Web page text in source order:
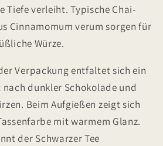
verleiht. Typische Chai-
Cinnamomum verum sorgen für
Würze.
Verpackung entfaltet sich ein
dunkler Schokolade und
Beim Aufgießen zeigt sich
mit warmem Glanz.
der Schwarzer Tee